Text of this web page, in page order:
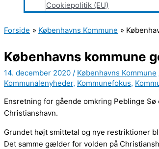
Cookiepolitik (EU)
Forside Københavns Kommune
Københavns kommune
14. december 2020 / Københavns Kommune
Kommunalenyheder, Kommunefokus,
Ensretning for gående omkring Peblinge
Christianshavn.
Grundet højt smittetal og nye restriktioner
Det samme gælder for volden på